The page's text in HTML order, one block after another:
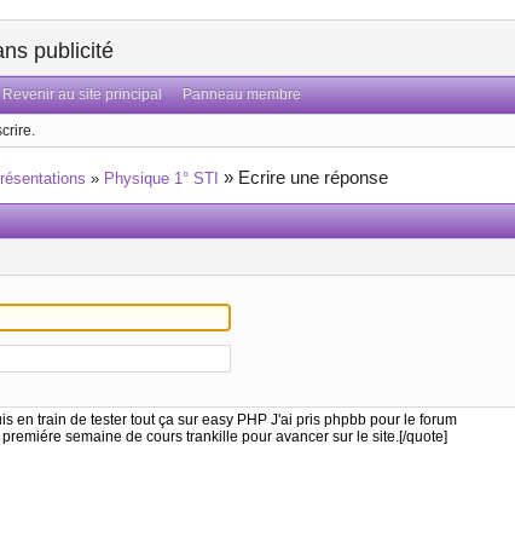
publicité
Revenir au site principal Panneau membre
» Physique 1° STI » Ecrire une réponse